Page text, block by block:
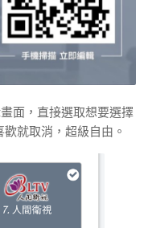
面，直接選取想要選擇
就取消，超級自由。